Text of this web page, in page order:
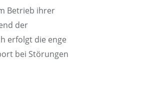
Betrieb ihrer
der
erfolgt die enge
bei Störungen